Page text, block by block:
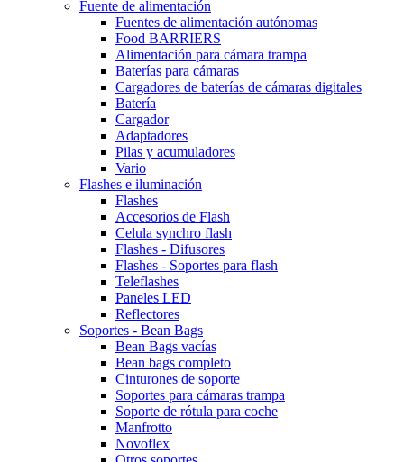
Fuente de alimentación
Fuentes de alimentación autónomas
Food BARRIERS
Alimentación para cámara trampa
Baterías para cámaras
Cargadores de baterías de cámaras digitales
Batería
Cargador
Adaptadores
Pilas y acumuladores
Vario
Flashes e iluminación
Flashes
Accesorios de Flash
Celula synchro flash
Flashes - Difusores
Flashes - Soportes para flash
Teleflashes
Paneles LED
Reflectores
Soportes - Bean Bags
Bean Bags vacías
Bean bags completo
Cinturones de soporte
Soportes para cámaras trampa
Soporte de rótula para coche
Manfrotto
Novoflex